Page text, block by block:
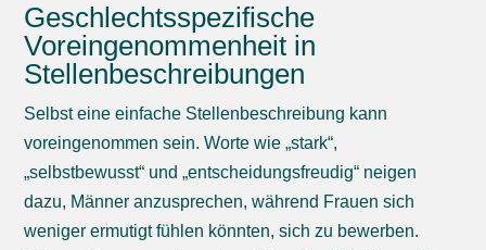
Geschlechtsspezifische
Voreingenommenheit in
Stellenbeschreibungen
Selbst eine einfache Stellenbeschreibung kann
voreingenommen sein. Worte wie „stark“,
„selbstbewusst“ und „entscheidungsfreudig“ neigen
dazu, Männer anzusprechen, während Frauen sich
weniger ermutigt fühlen könnten, sich zu bewerben.